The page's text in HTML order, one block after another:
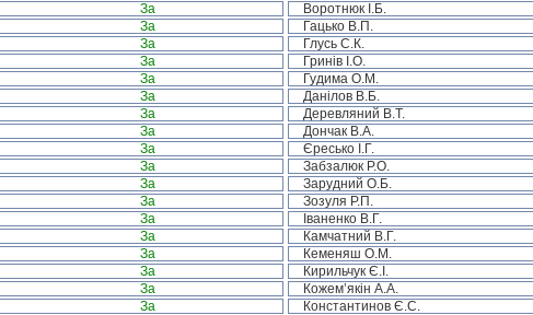
За Воротнюк І.Б.
За Гацько В.П.
За Глусь С.К.
За Гринів І.О.
За Гудима О.М.
За Данілов В.Б.
За Деревляний В.Т.
За Дончак В.А.
За Єресько І.Г.
За Забзалюк Р.О.
За Зарудний О.Б.
За Зозуля Р.П.
За Іваненко В.Г.
За Камчатний В.Г.
За Кеменяш О.М.
За Кирильчук Є.І.
За Кожем’якін А.А.
За Константинов Є.С.